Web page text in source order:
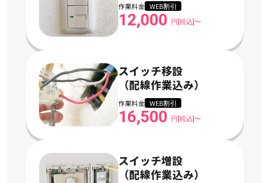
作業料金 WEB割引
12,000 円[税込]〜
スイッチ移設
（配線作業込み）
作業料金 WEB割引
16,500 円[税込]〜
スイッチ増設
（配線作業込み）